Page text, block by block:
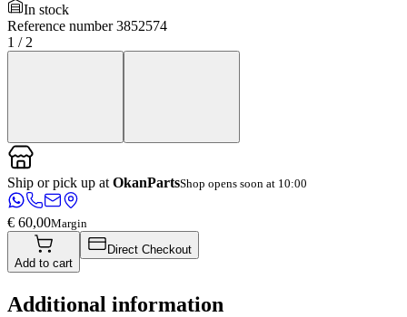
In stock
Reference number 3852574
1 / 2
Ship or pick up at OkanPartsShop opens soon at 10:00
€ 60,00Margin
Add to cart
Direct Checkout
Additional information